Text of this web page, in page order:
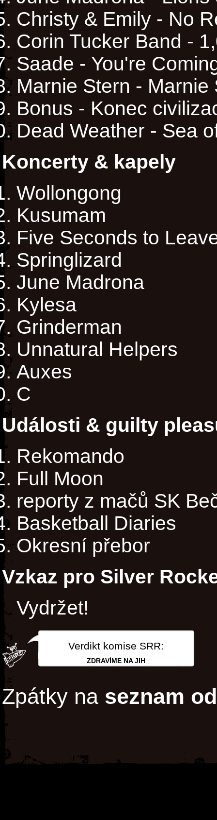
Christy & Emily - No
Corin Tucker Band -
Saade - You're
Marnie Stern - Marnie
Bonus - Konec
Dead Weather - Sea
Koncerty & kapely
Wollongong
Kusumam
Five Seconds to
Springlizard
June Madrona
Kylesa
Grinderman
Unnatural Helpers
Auxes
C
Události & guilty
Rekomando
Full Moon
reporty z mačů SK
Basketball Diaries
Okresní přebor
Vzkaz pro Silver
Vydržet!
Verdikt komise SRR:
ZDRAVÍME NA JIH
Zpátky na seznam